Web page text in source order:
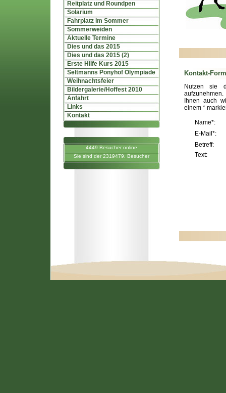
Reitplatz und Roundpen
Solarium
Fahrplatz im Sommer
Sommerweiden
Aktuelle Termine
Dies und das 2015
Dies und das 2015 (2)
Erste Hilfe Kurs 2015
Seltmanns Ponyhof Olympiade
Weihnachtsfeier
Bildergalerie/Hoffest 2010
Anfahrt
Links
Kontakt
4449 Besucher online
Sie sind der 2319479. Besucher
Kontakt-
Nutzen sie
Ihnen auch
einem *
Name*:
E-Mail*:
Betreff:
Text: